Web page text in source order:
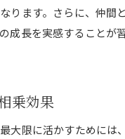
ります。さらに、仲
成長を実感すること
乗効果
大限に活かすために